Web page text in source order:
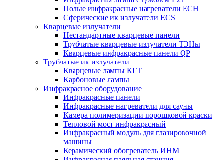
Полые инфракрасные нагреватели ECH
Сферические ик излучатели ECS
Кварцевые излучатели
Нестандартные кварцевые панели
Трубчатые кварцевые излучатели ТЭНы
Кварцевые инфракрасные панели QP
Трубчатые ик излучатели
Кварцевые лампы КГТ
Карбоновые лампы
Инфракрасное оборудование
Инфракрасные панели
Инфракрасные нагреватели для сауны
Камера полимеризации порошковой краски
Тепловой мост инфракрасный
Инфракрасный модуль для глазировочной
машины
Керамический обогреватель ИНМ